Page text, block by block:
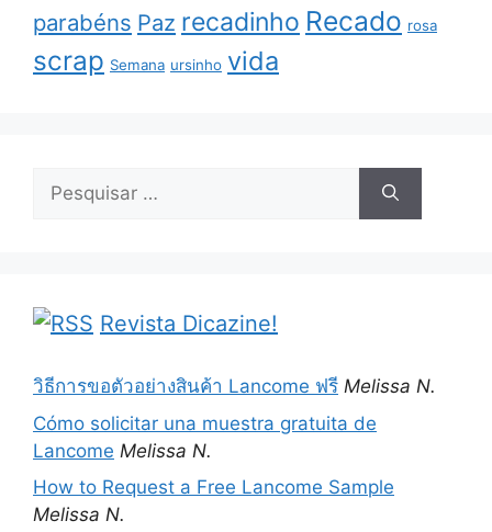
parabéns Paz recadinho Recado rosa
scrap Semana ursinho vida
Pesquisar
Revista Dicazine!
วิธีการขอตัวอย่างสินค้า Lancome ฟรี Melissa N.
Cómo solicitar una muestra gratuita de
Lancome Melissa N.
How to Request a Free Lancome Sample
Melissa N.